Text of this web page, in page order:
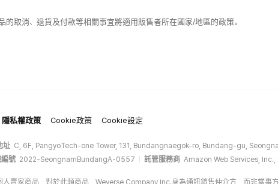
取消、退貨及付款等相關事宜將適用販售者所在國家/地區的政策。
隱私權政策 Cookie政策 Cookie設定
址 C, 6F, PangyoTech-one Tower, 131, Bundangnaegok-ro, Bundang-gu,
號 2022-SeongnamBundangA-0557 託管服務商 Amazon Web Services, Inc.,
賣家商品，對於此類商品，Weverse Company Inc.身為通訊銷售仲介方，而非當事